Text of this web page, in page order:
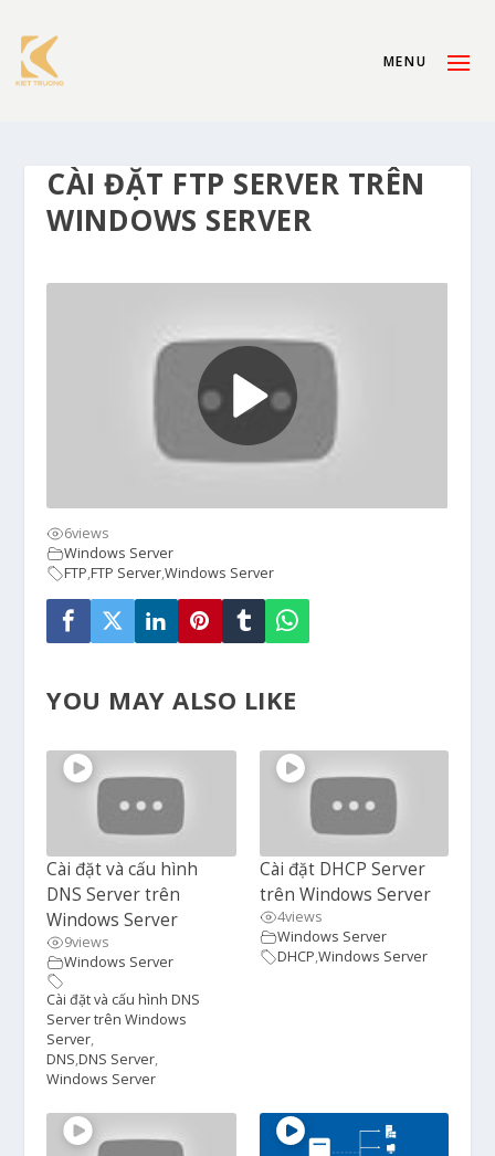
CÀI ĐẶT FTP SERVER TRÊN
WINDOWS SERVER
6views
Windows Server
FTP,FTP Server,Windows Server
YOU MAY ALSO LIKE
Cài đặt và cấu hình
DNS Server trên
Windows Server
9views
Windows Server
Cài đặt và cấu hình DNS
Server trên Windows
Server,
DNS,DNS Server,
Windows Server
Cài đặt DHCP Server
trên Windows Server
4views
Windows Server
DHCP,Windows Server